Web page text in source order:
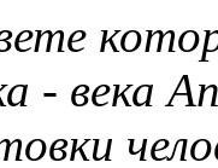
- века